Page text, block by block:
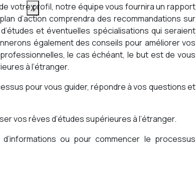
X
votre profil, notre équipe vous fournira un rapport
d’action comprendra des recommandations sur
et éventuelles spécialisations qui seraient
également des conseils pour améliorer vos
le cas échéant, le but est de vous
à l’étranger.
pour vous guider, répondre à vos questions et
vos rêves d’études supérieures à l’étranger.
ou pour commencer le processus